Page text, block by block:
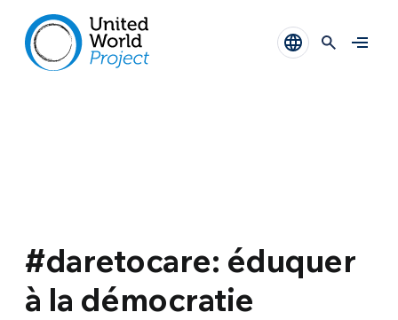
#daretocare: éduquer
à la démocratie